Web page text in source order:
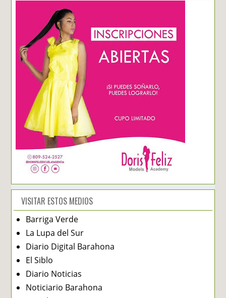
VISITAR ESTOS MEDIOS
Barriga Verde
La Lupa del Sur
Diario Digital Barahona
El Siblo
Diario Noticias
Noticiario Barahona